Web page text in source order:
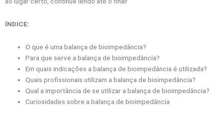
ÍNDICE:
O que é uma balança de bioimpedância?
Para que serve a balança de bioimpedância?
Em quais indicações a balança de bioimpedância é utilizada?
Quais profissionais utilizam a balança de bioimpedância?
Qual a importância de se utilizar a balança de bioimpedância?
Curiosidades sobre a balança de bioimpedância